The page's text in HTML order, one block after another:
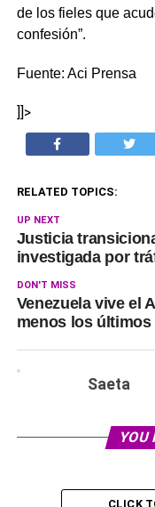
de los fieles que
confesión”.
Fuente: Aci Prensa
]]>
RELATED TOPICS:
UP NEXT
Justicia
investigada por
DON'T MISS
Venezuela vive el
menos los últimos
Saeta
YOU
CLICK